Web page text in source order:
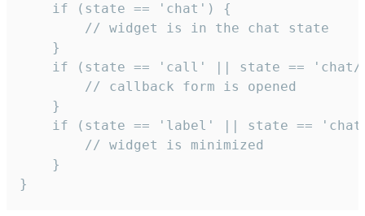
    if (state == 'chat') {
        // widget is in the chat state
    }
if (state == 'call' || state ==
        // callback form is opened
    }
if (state == 'label' || state ==
        // widget is minimized
    }
}